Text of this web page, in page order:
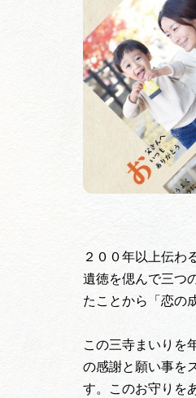
２００年以上伝わ
遺徳を偲んで三つ
たことから「恋の
この三寺まいりを
の感謝と願い事を
す。このお守りを